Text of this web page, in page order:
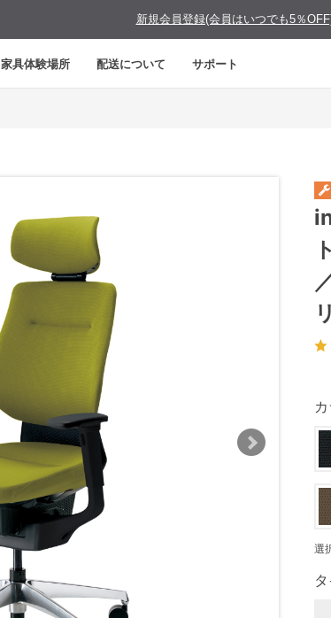
新規会員登録(会員はいつでも5％
家具体験場所 配送について サポート
選